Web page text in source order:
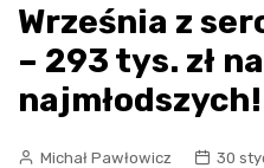
Września z
– 293 tys. zł
najmłodszych!
Michał Pawłowicz
30